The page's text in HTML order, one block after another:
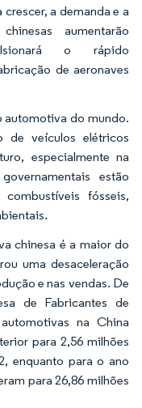
a demanda e a
aumentarão
o rápido
de aeronaves
automotiva do mundo.
de veículos elétricos
especialmente na
estão
fósseis,
chinesa é a maior do
uma desaceleração
e nas vendas. De
de Fabricantes de
na China
para 2,56 milhões
enquanto para o ano
para 26,86 milhões